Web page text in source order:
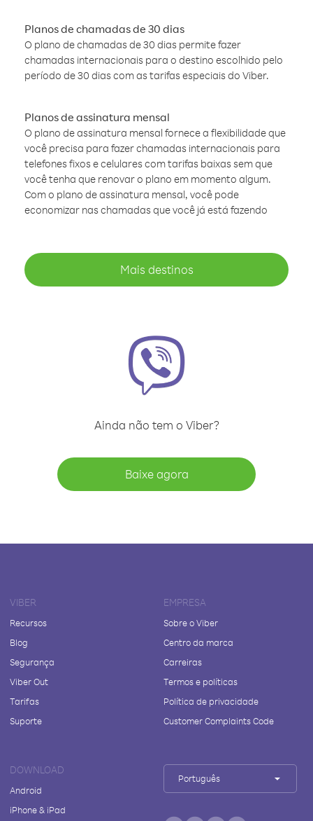
Planos de chamadas de 30 dias
O plano de chamadas de 30 dias permite fazer
chamadas internacionais para o destino escolhido pelo
período de 30 dias com as tarifas especiais do Viber.
Planos de assinatura mensal
O plano de assinatura mensal fornece a flexibilidade que
você precisa para fazer chamadas internacionais para
telefones fixos e celulares com tarifas baixas sem que
você tenha que renovar o plano em momento algum.
Com o plano de assinatura mensal, você pode
economizar nas chamadas que você já está fazendo
Mais destinos
Ainda não tem o Viber?
Baixe agora
VIBER
Recursos
Blog
Segurança
Viber Out
Tarifas
Suporte
EMPRESA
Sobre o Viber
Centro da marca
Carreiras
Termos e políticas
Política de privacidade
Customer Complaints Code
DOWNLOAD
Android
iPhone & iPad
Português